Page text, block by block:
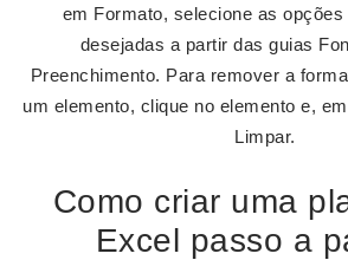
em Formato, selecione as
desejadas a partir das guias
Preenchimento. Para remover a
um elemento, clique no elemento e,
Limpar.
Como criar uma
Excel passo a